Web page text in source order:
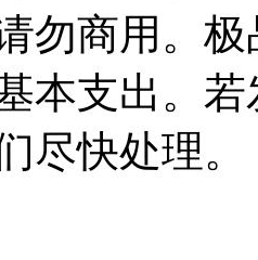
勿商用。
本支出。
尽快处理。